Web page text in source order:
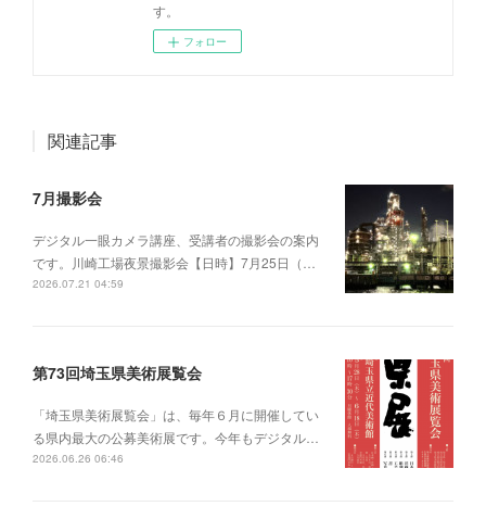
す。
フォロー
関連記事
7月撮影会
デジタル一眼カメラ講座、受講者の撮影会の案内
です。川崎工場夜景撮影会【日時】7月25日（…
2026.07.21 04:59
第73回埼玉県美術展覧会
「埼玉県美術展覧会」は、毎年６月に開催してい
る県内最大の公募美術展です。今年もデジタル…
2026.06.26 06:46